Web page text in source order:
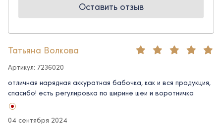
Оставить отзыв
Татьяна Волкова
Артикул: 7236020
отличная нарядная аккуратная бабочка, как и вся продукция,
спасибо! есть регулировка по ширине шеи и воротничка
04 сентября 2024